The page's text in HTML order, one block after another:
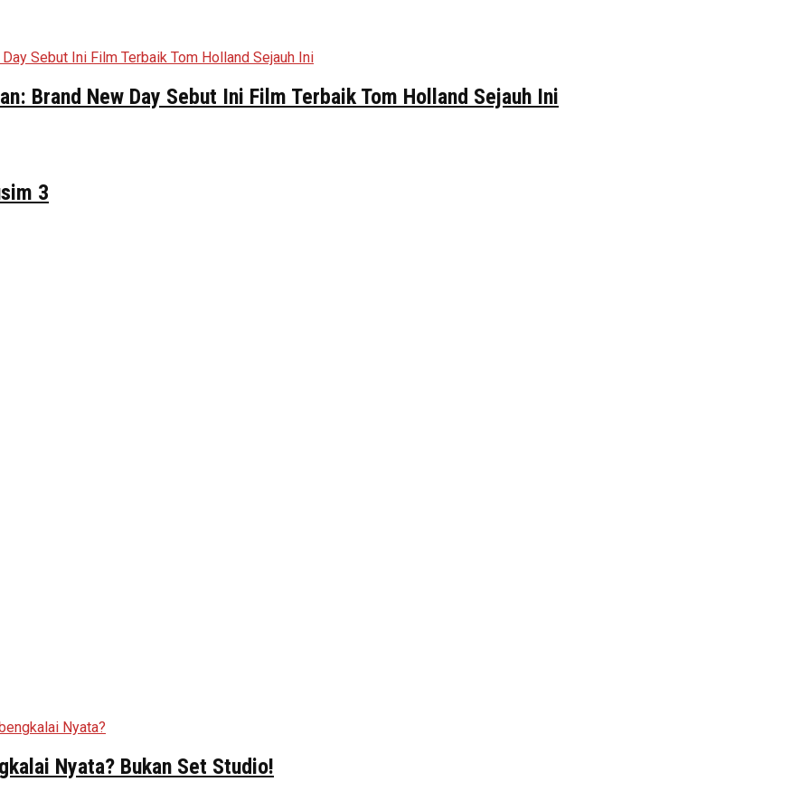
Brand New Day Sebut Ini Film Terbaik Tom Holland Sejauh Ini
3
Nyata? Bukan Set Studio!